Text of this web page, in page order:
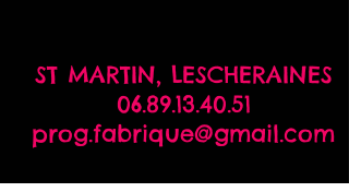
ST MARTIN, LESCHERAINES
06.89.13.40.51
prog.fabrique@gmail.com